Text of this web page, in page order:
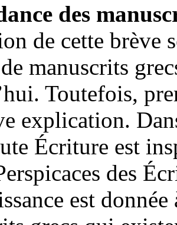
des
de cette brève
manuscrits
Toutefois,
explication.
Écriture est
des
est